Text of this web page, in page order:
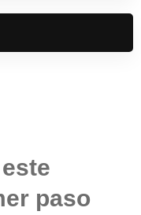
paso